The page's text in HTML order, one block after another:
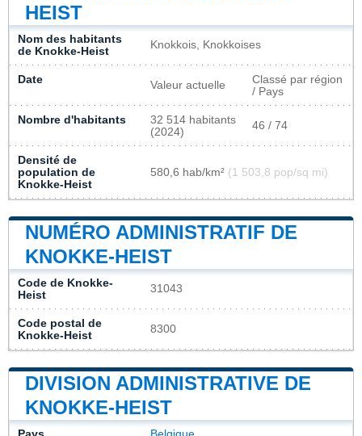
HEIST
Nom des habitants
de Knokke-Heist
Knokkois, Knokkoises
Date Valeur actuelle
Classé par région
/ Pays
Nombre d'habitants
32 514 habitants
(2024)
46 / 74
Densité de
population de
Knokke-Heist
580,6 hab/km² (1 503,8 pop/sq mi)
NUMÉRO ADMINISTRATIF DE
KNOKKE-HEIST
Code de Knokke-
Heist
31043
Code postal de
Knokke-Heist
8300
DIVISION ADMINISTRATIVE DE
KNOKKE-HEIST